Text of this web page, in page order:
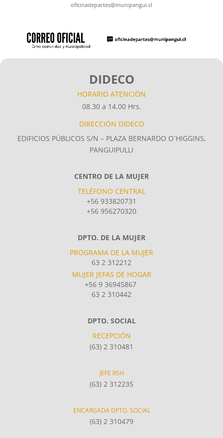
oficinadepartes@munipangui.cl
DIDECO
HORARIO ATENCIÓN
08.30 a 14.00 Hrs.
DIRECCIÓN DIDECO
EDIFICIOS PÚBLICOS S/N – PLAZA BERNARDO O´HIGGINS,
PANGUIPULLI
CENTRO DE LA MUJER
TELÉFONO CENTRAL
+56 933820731
+56 956270320
DPTO. DE LA MUJER
PROGRAMA DE LA MUJER
63 2 312212
MUJER JEFAS DE HOGAR
+56 9 36945867
63 2 310442
DPTO. SOCIAL
RECEPCIÓN
(63) 2 310481
JEFE RSH
(63) 2 312235
ENCARGADA DPTO. SOCIAL
(63) 2 310479